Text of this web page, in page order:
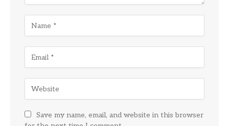
Save my name, email, and website in this browser